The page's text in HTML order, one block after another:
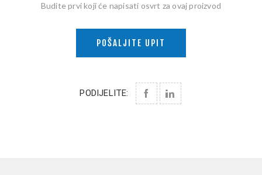
Budite prvi koji će napisati osvrt za ovaj proizvod
POŠALJITE UPIT
PODIJELITE: